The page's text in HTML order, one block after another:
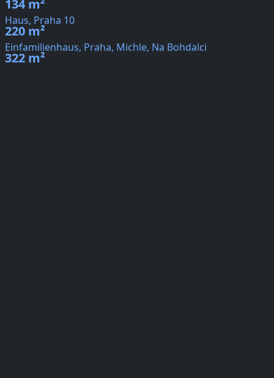
134 m²
Haus, Praha 10
220 m²
Einfamilienhaus, Praha, Michle, Na Bohdalci
322 m²